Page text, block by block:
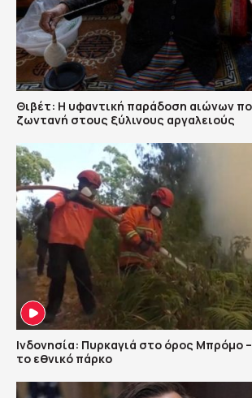
Θιβέτ: Η υφαντική παράδοση αιώνων
ζωντανή στους ξύλινους αργαλειούς
Ινδονησία: Πυρκαγιά στο όρος Μπρόμο
το εθνικό πάρκο